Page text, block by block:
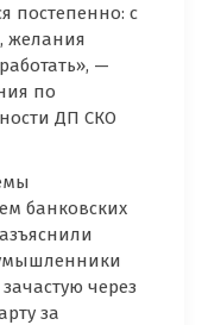
постепенно: с
желания
—
по
ДП СКО
банковских
через
за